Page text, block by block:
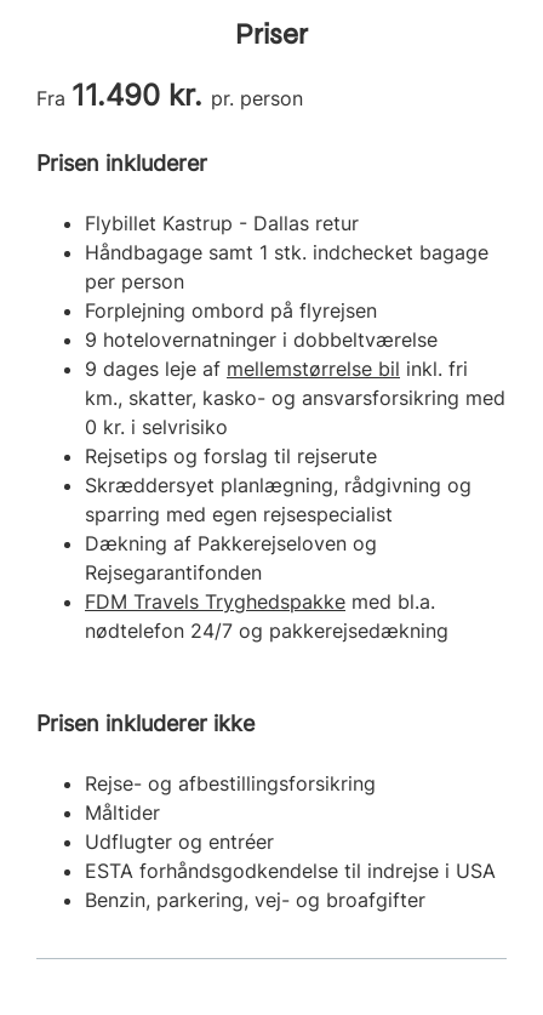
Priser
Fra 11.490 kr. pr. person
Prisen inkluderer
Flybillet Kastrup - Dallas retur
Håndbagage samt 1 stk. indchecket bagage
per person
Forplejning ombord på flyrejsen
9 hotelovernatninger i dobbeltværelse
9 dages leje af mellemstørrelse bil inkl. fri
km., skatter, kasko- og ansvarsforsikring med
0 kr. i selvrisiko
Rejsetips og forslag til rejserute
Skræddersyet planlægning, rådgivning og
sparring med egen rejsespecialist
Dækning af Pakkerejseloven og
Rejsegarantifonden
FDM Travels Tryghedspakke med bl.a.
nødtelefon 24/7 og pakkerejsedækning
Prisen inkluderer ikke
Rejse- og afbestillingsforsikring
Måltider
Udflugter og entréer
ESTA forhåndsgodkendelse til indrejse i USA
Benzin, parkering, vej- og broafgifter